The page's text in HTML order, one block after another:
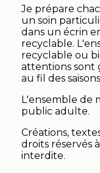
Je prépare
un soin
dans un écrin
recyclable.
recyclable ou
attentions sont
au fil des
L'ensemble de
public adulte.
Créations,
droits réservés
interdite.